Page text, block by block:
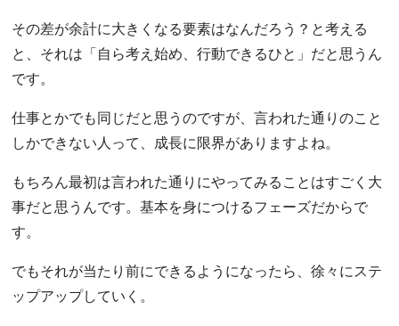
その差が余計に大きくなる要素はなんだろう？と考える
と、それは「自ら考え始め、行動できるひと」だと思うん
です。
仕事とかでも同じだと思うのですが、言われた通りのこと
しかできない人って、成長に限界がありますよね。
もちろん最初は言われた通りにやってみることはすごく大
事だと思うんです。基本を身につけるフェーズだからで
す。
でもそれが当たり前にできるようになったら、徐々にステ
ップアップしていく。